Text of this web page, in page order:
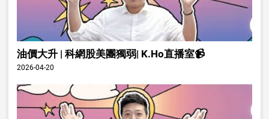
油價大升 | 科網股美團獨弱| K.Ho直播室📹
2026-04-20